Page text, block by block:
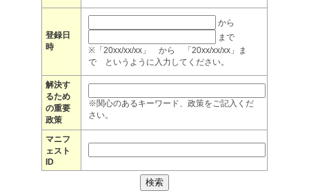
登録日
時
から
まで
※「20xx/xx/xx」 から 「20xx/xx/xx」ま
で というように入力してください。
解決す
るため
の重要
政策
※関心のあるキーワード、政策をご記入くだ
さい。
マニフ
ェスト
ID